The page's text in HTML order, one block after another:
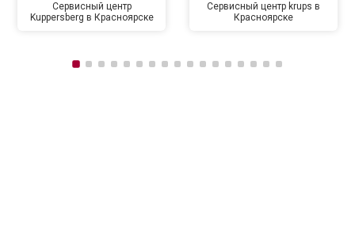
Сервисный центр
Kuppersberg в Красноярске
Сервисный центр krups в
Красноярске